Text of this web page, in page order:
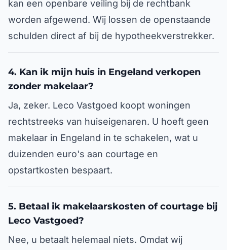
kan een openbare veiling bij de rechtbank
worden afgewend. Wij lossen de openstaande
schulden direct af bij de hypotheekverstrekker.
4. Kan ik mijn huis in Engeland verkopen
zonder makelaar?
Ja, zeker. Leco Vastgoed koopt woningen
rechtstreeks van huiseigenaren. U hoeft geen
makelaar in Engeland in te schakelen, wat u
duizenden euro's aan courtage en
opstartkosten bespaart.
5. Betaal ik makelaarskosten of courtage bij
Leco Vastgoed?
Nee, u betaalt helemaal niets. Omdat wij